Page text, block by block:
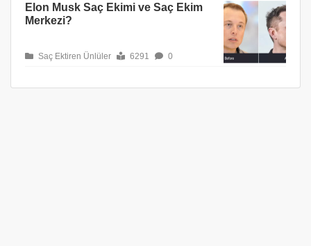
Elon Musk Saç Ekimi ve Saç Ekim
Merkezi?
Saç Ektiren Ünlüler 6291 0